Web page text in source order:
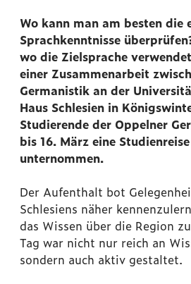
Wo kann man am besten die
Sprachkenntnisse
wo die Zielsprache
einer Zusammenarbeit
Germanistik an der
Haus Schlesien in
Studierende der Oppelner
bis 16. März eine
unternommen.
Der Aufenthalt bot
Schlesiens näher
das Wissen über die Region
Tag war nicht nur reich an
sondern auch aktiv gestaltet.